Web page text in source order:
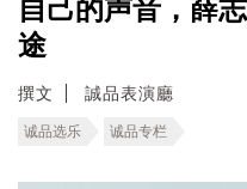
自己的声音，薛
途
撰文 誠品表演廳
诚品选乐 诚品专栏